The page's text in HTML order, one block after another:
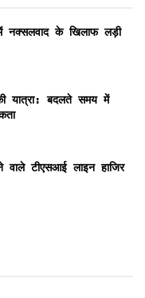
नक्सलवाद के खिलाफ लड़ी
यात्रा: बदलते समय में
वाले टीएसआई लाइन हाजिर